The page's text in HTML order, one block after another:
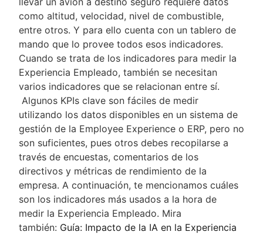
como altitud, velocidad, nivel de combustible,
entre otros. Y para ello cuenta con un tablero de
mando que lo provee todos esos indicadores.
Cuando se trata de los indicadores para medir la
Experiencia Empleado, también se necesitan
varios indicadores que se relacionan entre sí.
Algunos KPIs clave son fáciles de medir
utilizando los datos disponibles en un sistema de
gestión de la Employee Experience o ERP, pero no
son suficientes, pues otros debes recopilarse a
través de encuestas, comentarios de los
directivos y métricas de rendimiento de la
empresa. A continuación, te mencionamos cuáles
son los indicadores más usados a la hora de
medir la Experiencia Empleado. Mira
también: Guía: Impacto de la IA en la Experiencia